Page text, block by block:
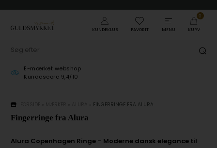
KUNDEKLUB FAVORIT MENU
0
KURV
E-mærket webshop
Kundescore 9,4/10
FINGERRINGE FRA ALURA
Fingerringe fra Alura
Alura Copenhagen Ringe – Moderne dansk elegance til